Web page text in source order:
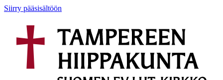
Siirry pääsisältöön